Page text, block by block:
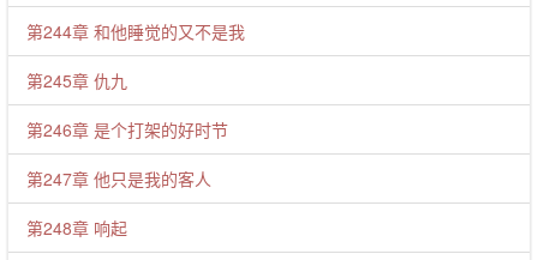
第244章 和他睡觉的又不是我
第245章 仇九
第246章 是个打架的好时节
第247章 他只是我的客人
第248章 响起